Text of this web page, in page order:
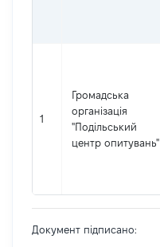
1
Громадська
організація
"Подільський
центр опитувань"
Документ підписано: